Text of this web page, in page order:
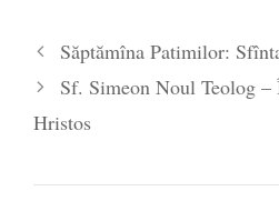
Săptămîna Patimilor:
Sf. Simeon Noul Teolog
Hristos